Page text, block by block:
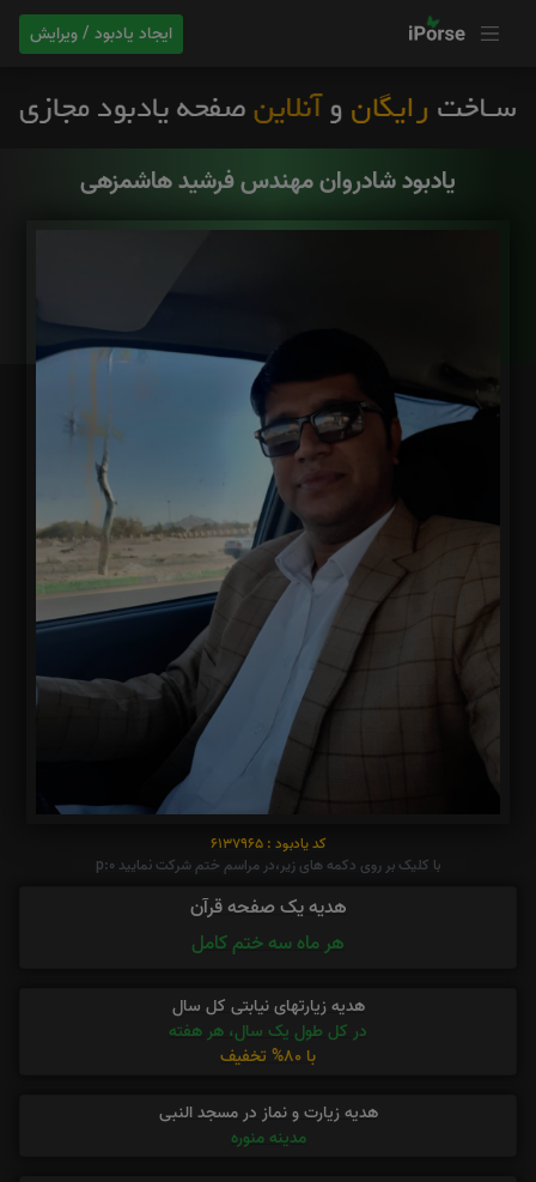
ایجاد یادبود / ویرایش
یادبود شادروان مهندس فرشید هاشمزهی
کد یادبود : 6137965
با کلیک بر روی دکمه های زیر،در مراسم ختم شرکت نمایید p:0
هدیه یک صفحه قرآن
هر ماه سه ختم کامل
هدیه زیارتهای نیابتی کل سال
در کل طول یک سال، هر هفته
با 80% تخفیف
هدیه زیارت و نماز در مسجد النبی
مدینه منوره